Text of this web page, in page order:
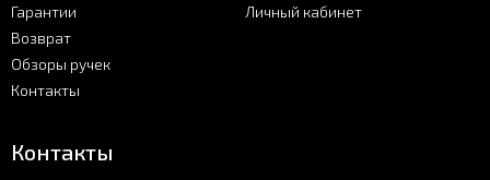
Гарантии
Возврат
Обзоры ручек
Контакты
Личный кабинет
Контакты